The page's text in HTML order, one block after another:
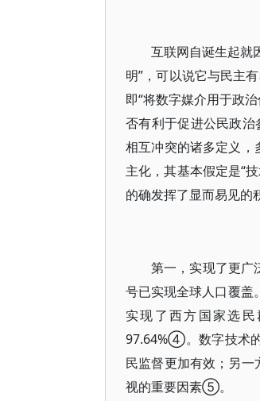
互联网自诞生起就
明”，可以说它与民主
即“将数字媒介用于政
否有利于促进公民政治
相互冲突的诸多定义，
主化，其基本假定是“
的确发挥了显而易见的
第一，实现了更广
号已实现全球人口覆
实现了西方国家选
97.64%④。数字技术
民监督更加有效；另
视的重要因素⑤。